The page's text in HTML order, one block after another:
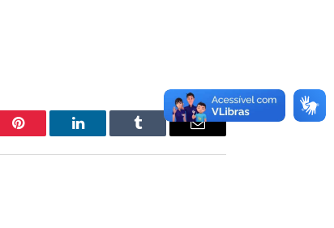
Pinterest LinkedIn Tumblr
E-